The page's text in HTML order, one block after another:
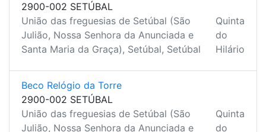
2900-002 SETÚBAL
União das freguesias de Setúbal (São
Julião, Nossa Senhora da Anunciada e
Santa Maria da Graça), Setúbal, Setúbal
Quinta
do
Hilário
Beco Relógio da Torre
2900-002 SETÚBAL
União das freguesias de Setúbal (São
Julião, Nossa Senhora da Anunciada e
Quinta
do